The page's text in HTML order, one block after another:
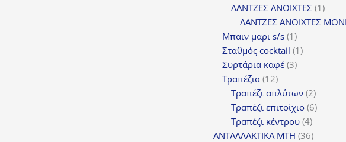
προϊόν
ΛΑΝΤΖΕΣ ΑΝΟΙΧΤΕΣ 11
ΛΑΝΤΖΕΣ ΑΝΟΙΧΤΕΣ
Μπαιν μαρι s/s 11
προϊόν
Σταθμός cocktail 11
Συρτάρια καφέ 33
Τραπέζια 1212
προϊόντα
Τραπέζι απλύτων 22
προϊόντα
Τραπέζι επιτοίχιο 66
Τραπέζι κέντρου 44
προϊόντα
ΑΝΤΑΛΛΑΚΤΙΚΑ MTH 3636